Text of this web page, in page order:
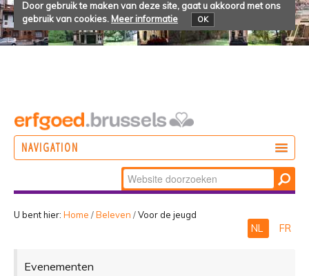
Door gebruik te maken van deze site, gaat u akkoord met ons
gebruik van cookies. Meer informatie OK
NAVIGATION
Zoek
Geavanceerd
zoeken...
U bent hier: Home /Beleven /Voor de jeugd
NL FR
Evenementen